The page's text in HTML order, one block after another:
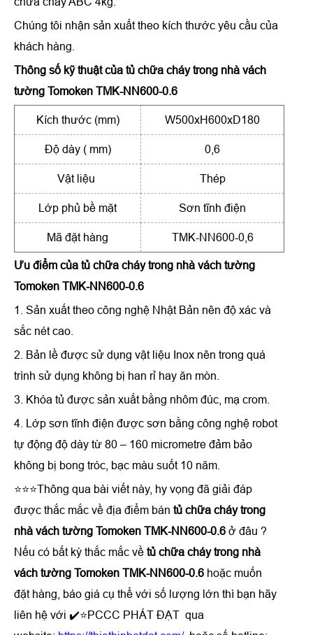
Chúng tôi nhận sản xuất theo kích thước yêu cầu của
khách hàng.
Thông số kỹ thuậtcủa tủ chữa cháy trong nhà vách
tường Tomoken TMK-NN600-0.6
Kích thước (mm) W500xH600xD180
Độ dày ( mm) 0,6
Vật liệu Thép
Lớp phủ bề mặt Sơn tĩnh điện
Mã đặt hàng TMK-NN600-0,6
Ưu điểm của tủ chữa cháy trong nhà vách tường
Tomoken TMK-NN600-0.6
1. Sản xuất theo công nghệ Nhật Bản nên độ xác và
sắc nét cao.
2. Bản lề được sử dụng vật liệu Inox nên trong quá
trình sử dụng không bị han rỉ hay ăn mòn.
3. Khóa tủ được sản xuất bằng nhôm đúc, mạ crom.
4. Lớp sơn tĩnh điện được sơn bằng công nghệ robot
tự động độ dày từ 80 – 160 micrometre đảm bảo
không bị bong tróc, bạc màu suốt 10 năm.
⭐⭐⭐Thông qua bài viết này, hy vọng đã giải đáp
được thắc mắc về địa điểm bán tủ chữa cháy trong
nhà vách tường Tomoken TMK-NN600-0.6 ở đâu ?
Nếu có bất kỳ thắc mắc về tủ chữa cháy trong nhà
vách tường Tomoken TMK-NN600-0.6 hoặc muốn
đặt hàng, báo giá cụ thể với số lượng lớn thì bạn hãy
liên hệ với ✔️⭐PCCC PHÁT ĐẠT qua